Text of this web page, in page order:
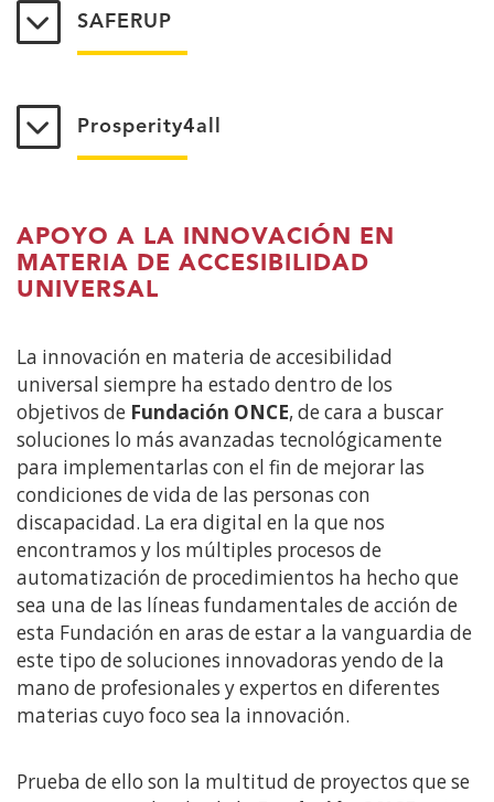
SAFERUP
Prosperity4all
APOYO A LA INNOVACIÓN EN
MATERIA DE ACCESIBILIDAD
UNIVERSAL
La innovación en materia de accesibilidad
universal siempre ha estado dentro de los
objetivos de Fundación ONCE, de cara a buscar
soluciones lo más avanzadas tecnológicamente
para implementarlas con el fin de mejorar las
condiciones de vida de las personas con
discapacidad. La era digital en la que nos
encontramos y los múltiples procesos de
automatización de procedimientos ha hecho que
sea una de las líneas fundamentales de acción de
esta Fundación en aras de estar a la vanguardia de
este tipo de soluciones innovadoras yendo de la
mano de profesionales y expertos en diferentes
materias cuyo foco sea la innovación.
Prueba de ello son la multitud de proyectos que se